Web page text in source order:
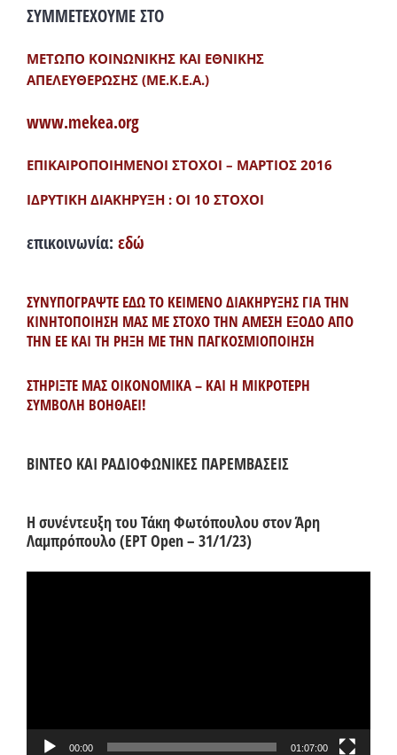
ΣΥΜΜΕΤΕΧΟΥΜΕ ΣΤΟ
ΜΕΤΩΠΟ ΚΟΙΝΩΝΙΚΗΣ ΚΑΙ ΕΘΝΙΚΗΣ
ΑΠΕΛΕΥΘΕΡΩΣΗΣ (ΜΕ.Κ.Ε.Α.)
www.mekea.org
ΕΠΙΚΑΙΡΟΠΟΙΗΜΕΝΟΙ ΣΤΟΧΟΙ – ΜΑΡΤΙΟΣ 2016
ΙΔΡΥΤΙΚΗ ΔΙΑΚΗΡΥΞΗ : ΟΙ 10 ΣΤΟΧΟΙ
επικοινωνία: εδώ
ΣΥΝΥΠΟΓΡΑΨΤΕ ΕΔΩ ΤΟ ΚΕΙΜΕΝΟ ΔΙΑΚΗΡΥΞΗΣ ΓΙΑ ΤΗΝ
ΚΙΝΗΤΟΠΟΙΗΣΗ ΜΑΣ ΜΕ ΣΤΟΧΟ ΤΗΝ ΑΜΕΣΗ ΕΞΟΔΟ ΑΠΟ
ΤΗΝ ΕΕ ΚΑΙ ΤΗ ΡΗΞΗ ΜΕ ΤΗΝ ΠΑΓΚΟΣΜΙΟΠΟΙΗΣΗ
ΣΤΗΡΙΞΤΕ ΜΑΣ ΟΙΚΟΝΟΜΙΚΑ – ΚΑΙ Η ΜΙΚΡΟΤΕΡΗ
ΣΥΜΒΟΛΗ ΒΟΗΘΑΕΙ!
ΒΙΝΤΕΟ ΚΑΙ ΡΑΔΙΟΦΩΝΙΚΕΣ ΠΑΡΕΜΒΑΣΕΙΣ
Η συνέντευξη του Τάκη Φωτόπουλου στον Άρη
Λαμπρόπουλο (ΕΡΤ Open – 31/1/23)
00:00 01:07:00